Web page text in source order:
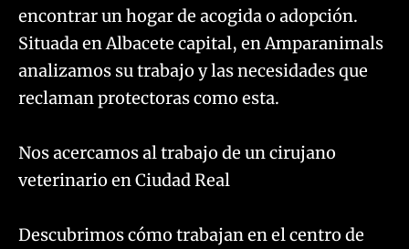
encontrar un hogar de acogida o adopción.
Situada en Albacete capital, en Amparanimals
analizamos su trabajo y las necesidades que
reclaman protectoras como esta.
Nos acercamos al trabajo de un cirujano
veterinario en Ciudad Real
Descubrimos cómo trabajan en el centro de